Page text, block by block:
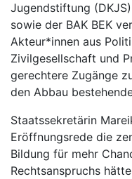
Jugendstiftung
sowie der BAK BEK
Akteur*innen aus
Zivilgesellschaft und
gerechtere Zugänge
den Abbau
Staatssekretärin
Eröffnungsrede die
Bildung für mehr
Rechtsanspruchs